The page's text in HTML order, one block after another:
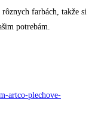
farbách, takže si
potrebám.